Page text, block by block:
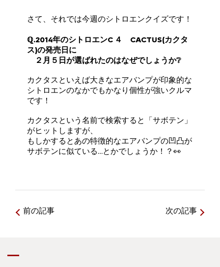
さて、それでは今週のシトロエンクイズです！
ℚ.2014年のシトロエンC ４ CACTUS(カクタ
ス)の発売日に
２月５日が選ばれたのはなぜでしょうか❔
カクタスといえば大きなエアバンプが印象的な
シトロエンのなかでもかなり個性が強いクルマ
です！
カクタスという名前で検索すると「サボテン」
がヒットしますが、
もしかするとあの特徴的なエアバンプの凹凸が
サボテンに似ている…とかでしょうか！？👀
前の記事 次の記事